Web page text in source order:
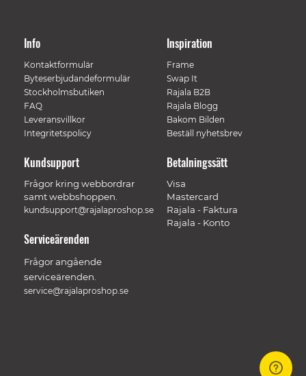
Info
Kontaktformulär
Byteserbjudandeformulär
Stockholmsbutiken
FAQ
Leveransvillkor
Integritetspolicy
Inspiration
Frame
Swap It
Rajala B2B
Rajala Blogg
Bakom Bilden
Beställ nyhetsbrev
Betalningssätt
Visa
Mastercard
Rajala - Faktura
Rajala - Konto
Kundsupport
Frågor kring webbordrar
samt webbshoppen.
kundsupport@rajalaproshop.se
Serviceärenden
Frågor angående
serviceärenden.
service@rajalaproshop.se